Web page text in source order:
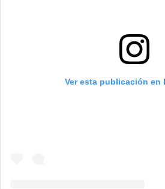
Ver esta publicación en